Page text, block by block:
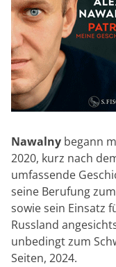
Nawalny begann
2020, kurz nach
umfassende
seine Berufung
sowie sein Einsatz
Russland
unbedingt zum
Seiten, 2024.